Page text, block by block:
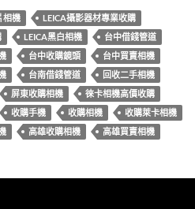
相機
LEICA攝影器材專業收購
LEICA黑白相機
台中借錢管道
台中收購鏡頭
台中買賣相機
台南借錢管道
回收二手相機
屏東收購相機
徠卡相機高價收購
收購手機 收購相機
收購萊卡相機
高雄收購相機 高雄買賣相機